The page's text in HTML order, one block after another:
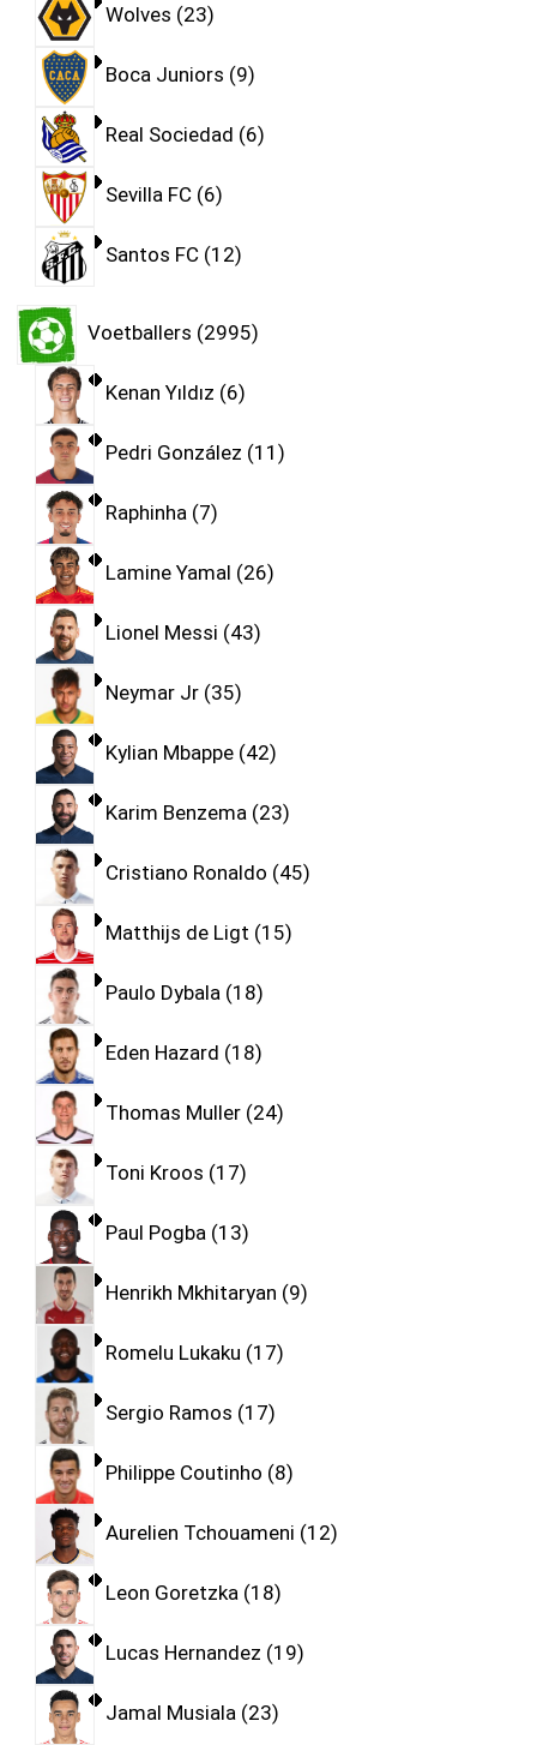
Wolves 23
Boca Juniors 9
Real Sociedad 6
Sevilla FC 6
Santos FC 12
Voetballers 2995
Kenan Yıldız 6
Pedri González 11
Raphinha 7
Lamine Yamal 26
Lionel Messi 43
Neymar Jr 35
Kylian Mbappe 42
Karim Benzema 23
Cristiano Ronaldo 45
Matthijs de Ligt 15
Paulo Dybala 18
Eden Hazard 18
Thomas Muller 24
Toni Kroos 17
Paul Pogba 13
Henrikh Mkhitaryan 9
Romelu Lukaku 17
Sergio Ramos 17
Philippe Coutinho 8
Aurelien Tchouameni 12
Leon Goretzka 18
Lucas Hernandez 19
Jamal Musiala 23